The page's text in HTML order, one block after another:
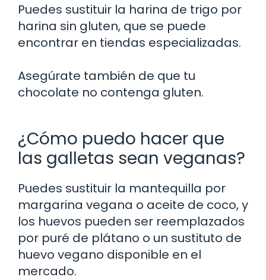
Puedes sustituir la harina de trigo por
harina sin gluten, que se puede
encontrar en tiendas especializadas.
Asegúrate también de que tu
chocolate no contenga gluten.
¿Cómo puedo hacer que
las galletas sean veganas?
Puedes sustituir la mantequilla por
margarina vegana o aceite de coco, y
los huevos pueden ser reemplazados
por puré de plátano o un sustituto de
huevo vegano disponible en el
mercado.